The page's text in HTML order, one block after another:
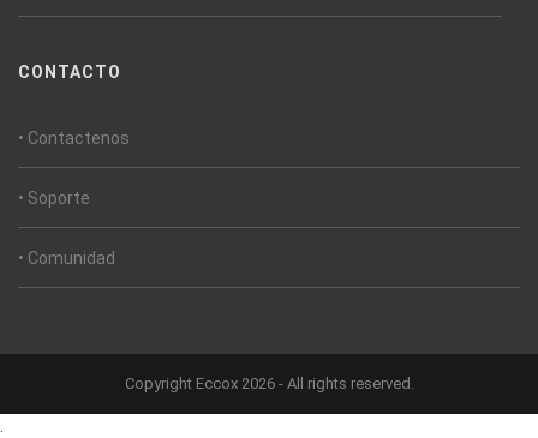
CONTACTO
• Contactenos
• Soporte
• Comunidad
Copyright Eccox 2026 - All rights reserved.